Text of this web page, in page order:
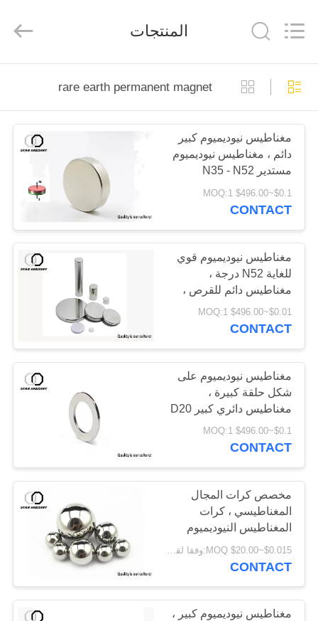
منزل،
بيت
منتجات
معلومات
جولة
المعمل
مراقبة
الجودة
اتصل
أخبار
حالات
خريطة
الموقع
Co.,LTD.
المنتجات
rare earth permanent magnet
مغناطيس نيوديميوم كبير
دائم ، مغناطيس نيوديميوم
مستدير N35 - N52
$0.1~$496.00 MOQ:1
CONTACT
مغناطيس نيوديميوم قوي
للغاية N52 درجة ،
مغناطيس دائم للقرص ،
مغناطيس نيوديميوم n52
$0.01~$496.00 MOQ:1
CONTACT
مغناطيس نيوديميوم على
شكل حلقة كبيرة ،
مغناطيس دائري كبير D20
× d15 × 3 مم
$0.1~$496.00 MOQ:1
CONTACT
مخصص كرات المجال
المغناطيسي ، كرات
المغناطيس النيوديميوم
الدائم
CONTACT
مغناطيس نيوديميوم كبير ،